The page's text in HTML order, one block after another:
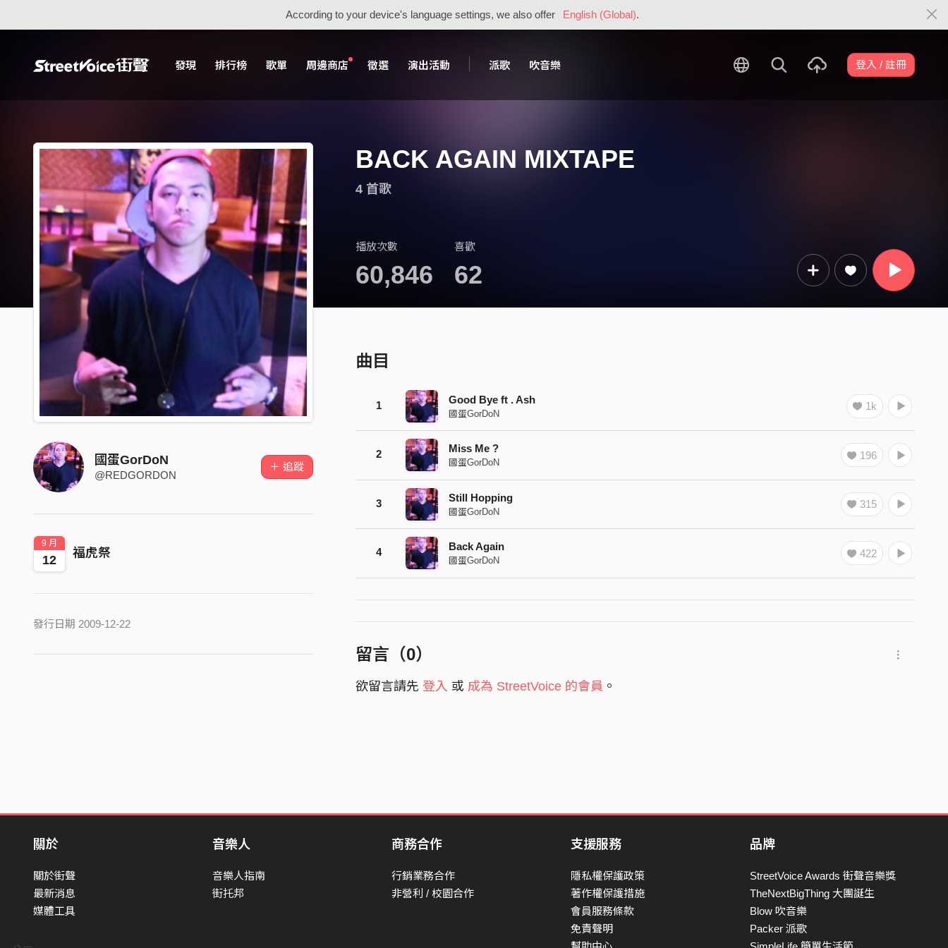
According to your device's language settings, we also offer English (Global).
發現 排行榜 歌單 周邊商店 徵選 演出活動 派歌 吹音樂 登入 / 註冊
BACK AGAIN MIXTAPE
4 首歌
播放次數
60,846
喜歡
62
國蛋GorDoN
@REDGORDON
＋ 追蹤
9 月
12 福虎祭
發行日期 2009-12-22
曲目
1 Good Bye ft . Ash
國蛋GorDoN
1k
2 Miss Me ?
國蛋GorDoN
196
3 Still Hopping
國蛋GorDoN
315
4 Back Again
國蛋GorDoN
422
留言（0）
欲留言請先 登入 或 成為 StreetVoice 的會員 。
關於
關於街聲
最新消息
媒體工具
音樂人
音樂人指南
街托邦
商務合作
行銷業務合作
非營利 / 校園合作
支援服務
隱私權保護政策
著作權保護措施
會員服務條款
免責聲明
品牌
StreetVoice Awards 街聲音樂獎
TheNextBigThing 大團誕生
Blow 吹音樂
Packer 派歌